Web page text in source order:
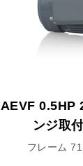
AEVF 0.5HP
ンジ取
フレーム